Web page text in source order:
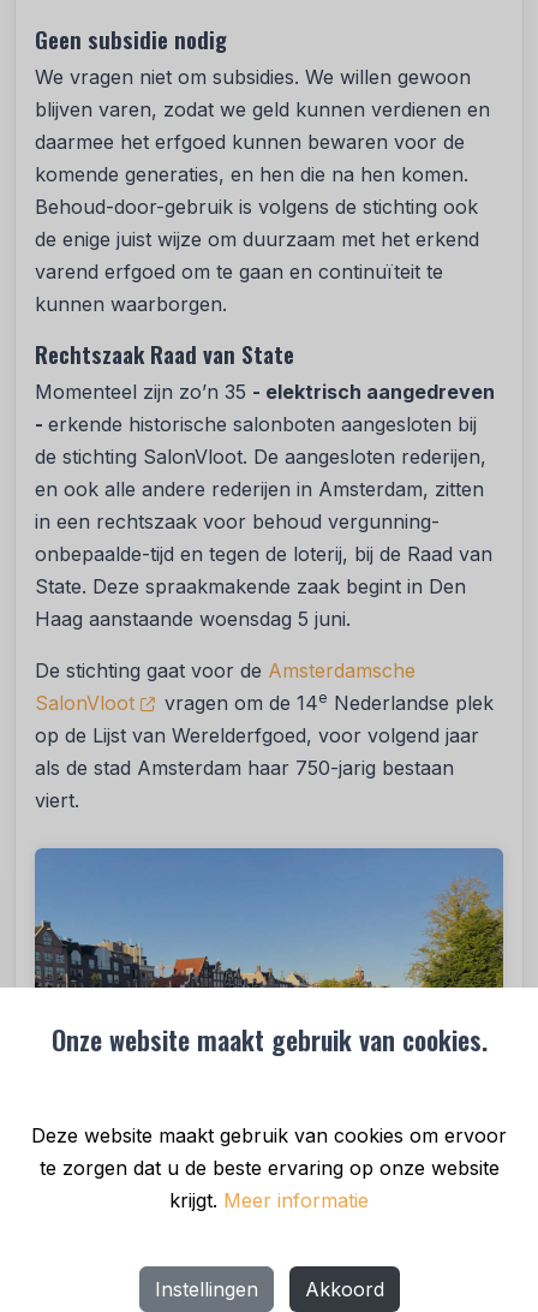
Onze website maakt gebruik van cookies.
Deze website maakt gebruik van cookies om ervoor
te zorgen dat u de beste ervaring op onze website
krijgt. Meer informatie
Instellingen Akkoord
Geen subsidie nodig
We vragen niet om subsidies. We willen gewoon
blijven varen, zodat we geld kunnen verdienen en
daarmee het erfgoed kunnen bewaren voor de
komende generaties, en hen die na hen komen.
Behoud-door-gebruik is volgens de stichting ook
de enige juist wijze om duurzaam met het erkend
varend erfgoed om te gaan en continuïteit te
kunnen waarborgen.
Rechtszaak Raad van State
Momenteel zijn zo’n 35 - elektrisch aangedreven
- erkende historische salonboten aangesloten bij
de stichting SalonVloot. De aangesloten rederijen,
en ook alle andere rederijen in Amsterdam, zitten
in een rechtszaak voor behoud vergunning-
onbepaalde-tijd en tegen de loterij, bij de Raad van
State. Deze spraakmakende zaak begint in Den
Haag aanstaande woensdag 5 juni.
De stichting gaat voor de Amsterdamsche
SalonVloot
vragen om de 14e Nederlandse plek
op de Lijst van Werelderfgoed, voor volgend jaar
als de stad Amsterdam haar 750-jarig bestaan
viert.